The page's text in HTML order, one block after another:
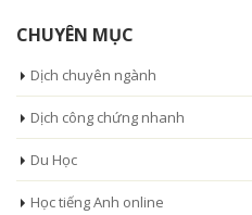
CHUYÊN MỤC
Dịch chuyên ngành
Dịch công chứng nhanh
Du Học
Học tiếng Anh online